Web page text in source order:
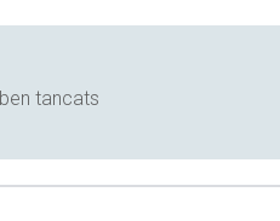
tancats